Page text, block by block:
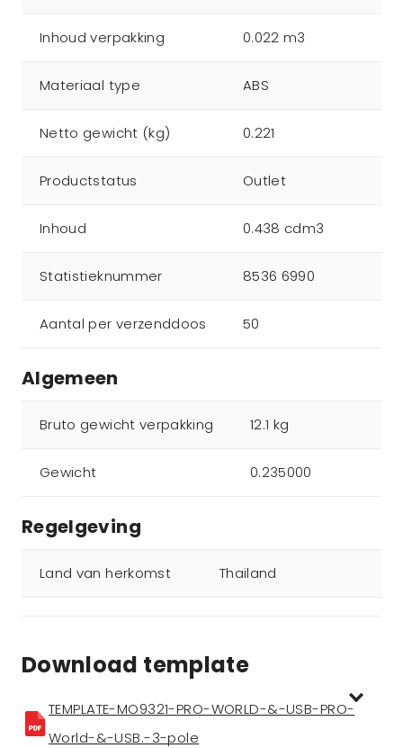
Inhoud verpakking 0.022 m3
Materiaal type ABS
Netto gewicht (kg) 0.221
Productstatus Outlet
Inhoud 0.438 cdm3
Statistieknummer 8536 6990
Aantal per verzenddoos 50
Algemeen
Bruto gewicht verpakking 12.1 kg
Gewicht 0.235000
Regelgeving
Land van herkomst Thailand
Download template
TEMPLATE-MO9321-PRO-WORLD-&-USB-PRO-
World-&-USB.-3-pole